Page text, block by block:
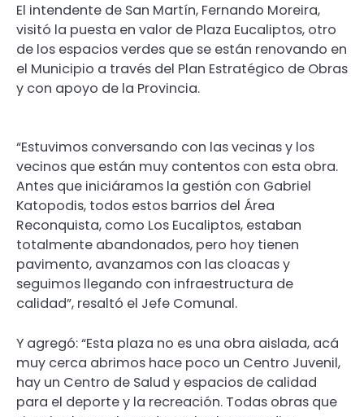
El intendente de San Martín, Fernando Moreira,
visitó la puesta en valor de Plaza Eucaliptos, otro
de los espacios verdes que se están renovando en
el Municipio a través del Plan Estratégico de Obras
y con apoyo de la Provincia.
“Estuvimos conversando con las vecinas y los
vecinos que están muy contentos con esta obra.
Antes que iniciáramos la gestión con Gabriel
Katopodis, todos estos barrios del Área
Reconquista, como Los Eucaliptos, estaban
totalmente abandonados, pero hoy tienen
pavimento, avanzamos con las cloacas y
seguimos llegando con infraestructura de
calidad”, resaltó el Jefe Comunal.
Y agregó: “Esta plaza no es una obra aislada, acá
muy cerca abrimos hace poco un Centro Juvenil,
hay un Centro de Salud y espacios de calidad
para el deporte y la recreación. Todas obras que